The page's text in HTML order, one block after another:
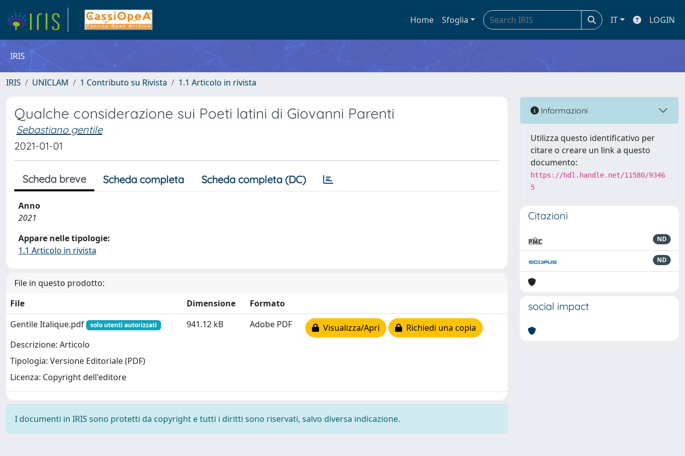
Home Sfoglia IT LOGIN
IRIS
IRIS UNICLAM 1 Contributo su Rivista 1.1 Articolo in rivista
Qualche considerazione sui Poeti latini di Giovanni Parenti
Sebastiano gentile
2021-01-01
Scheda breve Scheda completa Scheda completa (DC)
Anno
2021
Appare nelle tipologie:
1.1 Articolo in rivista
File in questo prodotto:
File
Dimensione
Formato
Gentile Italique.pdf
solo utenti autorizzati
Descrizione: Articolo
Tipologia: Versione Editoriale (PDF)
Licenza: Copyright dell'editore
941.12 kB Adobe PDF Visualizza/Apri Richiedi una copia
I documenti in IRIS sono protetti da copyright e tutti i diritti sono riservati, salvo diversa indicazione.
Informazioni
Utilizza questo identificativo per
citare o creare un link a questo
documento:
https://hdl.handle.net/11580/9346
5
Citazioni
ND
ND
social impact